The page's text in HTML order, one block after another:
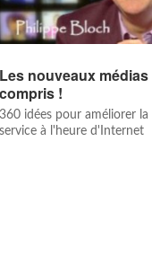
Les nouveaux
compris !
360 idées pour améliorer la
service à l'heure d'Internet